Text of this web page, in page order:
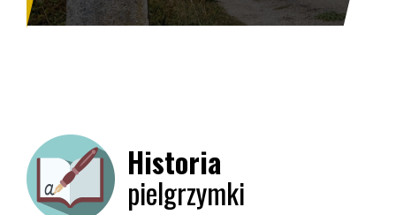
Historia
pielgrzymki